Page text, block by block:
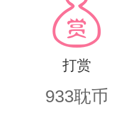
打赏
933耽币